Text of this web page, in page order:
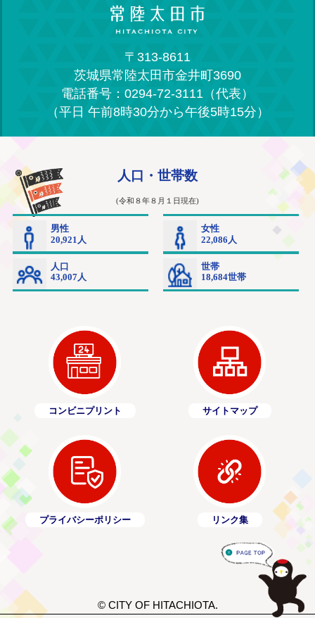
〒313-8611
茨城県常陸太田市金井町3690
電話番号：0294-72-3111（代表）
（平日 午前8時30分から午後5時15分）
コンビニプリント サイトマップ
プライバシーポリシー リンク集
© CITY OF HITACHIOTA.